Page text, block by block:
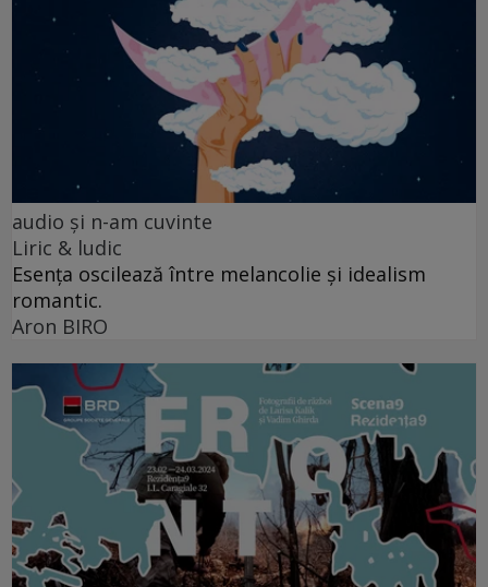
audio şi n-am cuvinte
Liric & ludic
Esența oscilează între melancolie și idealism
romantic.
Aron BIRO